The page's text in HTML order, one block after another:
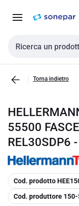
navigazione alla
Cerca input
Torna indietro
55500
REL30SDP6
copia
Cod. prodotto
copia
Cod. produttore